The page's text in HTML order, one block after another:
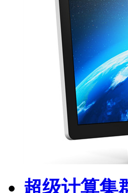
超级计算集